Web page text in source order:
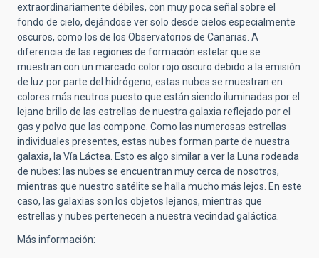
extraordinariamente débiles, con muy poca señal sobre el
fondo de cielo, dejándose ver solo desde cielos especialmente
oscuros, como los de los Observatorios de Canarias. A
diferencia de las regiones de formación estelar que se
muestran con un marcado color rojo oscuro debido a la emisión
de luz por parte del hidrógeno, estas nubes se muestran en
colores más neutros puesto que están siendo iluminadas por el
lejano brillo de las estrellas de nuestra galaxia reflejado por el
gas y polvo que las compone. Como las numerosas estrellas
individuales presentes, estas nubes forman parte de nuestra
galaxia, la Vía Láctea. Esto es algo similar a ver la Luna rodeada
de nubes: las nubes se encuentran muy cerca de nosotros,
mientras que nuestro satélite se halla mucho más lejos. En este
caso, las galaxias son los objetos lejanos, mientras que
estrellas y nubes pertenecen a nuestra vecindad galáctica.
Más información: